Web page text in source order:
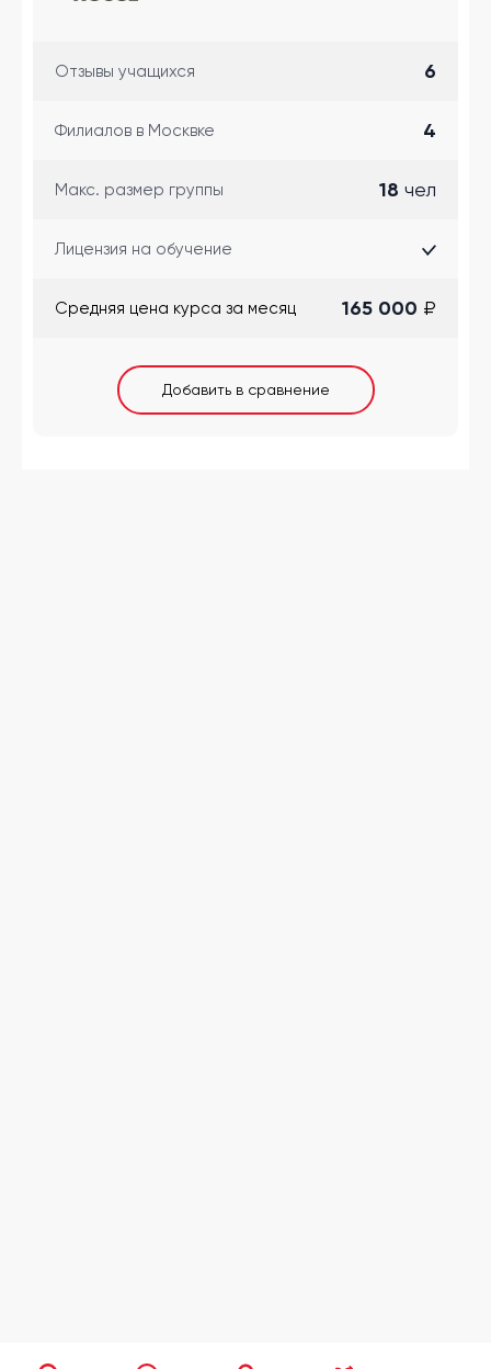
Отзывы учащихся 6
Филиалов в Москвке 4
Макс. размер группы 18 чел
Лицензия на обучение
Cредняя цена курса за месяц 165 000 ₽
Добавить в сравнение